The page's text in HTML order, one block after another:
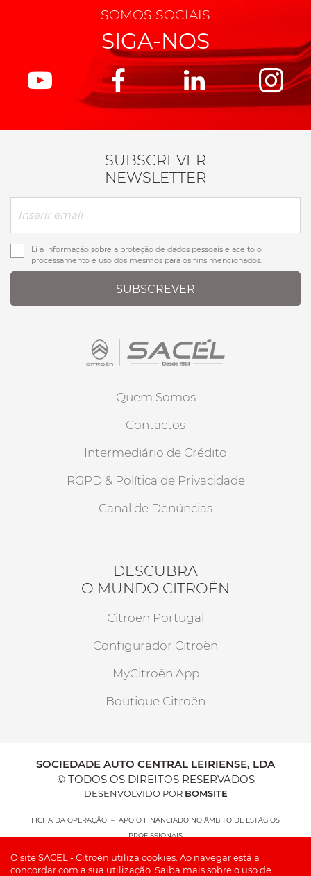
SOMOS SOCIAIS
SIGA-NOS
SUBSCREVER
NEWSLETTER
Li a informação sobre a proteção de dados pessoais e aceito o
processamento e uso dos mesmos para os fins mencionados.
SUBSCREVER
Quem Somos
Contactos
Intermediário de Crédito
RGPD & Política de Privacidade
Canal de Denúncias
DESCUBRA
O MUNDO CITROËN
Citroën Portugal
Configurador Citroën
MyCitroën App
Boutique Citroën
SOCIEDADE AUTO CENTRAL LEIRIENSE, LDA
© TODOS OS DIREITOS RESERVADOS
DESENVOLVIDO POR BOMSITE
FICHA DA OPERAÇÃO – APOIO FINANCIADO NO ÂMBITO DE ESTÁGIOS
PROFISSIONAIS
O site SACEL - Citroën utiliza cookies. Ao navegar está a
concordar com a sua utilização. Saiba mais sobre o uso de